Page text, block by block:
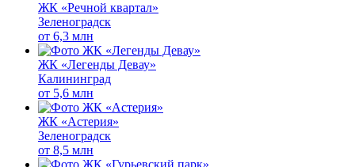
ЖК «Речной квартал»
Зеленоградск
от 6,3 млн
ЖК «Легенды Девау»
Калининград
от 5,6 млн
ЖК «Астерия»
Зеленоградск
от 8,5 млн